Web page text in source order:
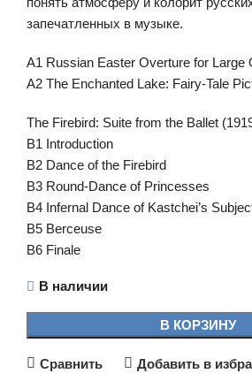
запечатленных в музыке.
A1 Russian Easter Overture for Large
A2 The Enchanted Lake: Fairy-Tale
The Firebird: Suite from the Ballet
B1 Introduction
B2 Dance of the Firebird
B3 Round-Dance of Princesses
B4 Infernal Dance of Kastchei’s
B5 Berceuse
B6 Finale
В наличии
В КОРЗИНУ
Сравнить Добавить в